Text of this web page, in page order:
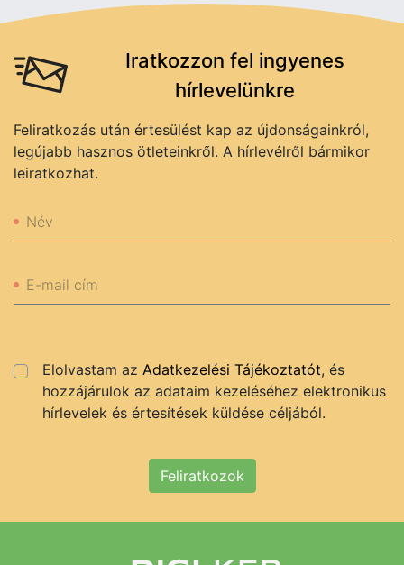
Iratkozzon fel ingyenes
hírlevelünkre
Feliratkozás után értesülést kap az újdonságainkról,
legújabb hasznos ötleteinkről. A hírlevélről bármikor
leiratkozhat.
Név
E-mail cím
Elolvastam az Adatkezelési Tájékoztatót, és
hozzájárulok az adataim kezeléséhez elektronikus
hírlevelek és értesítések küldése céljából.
Feliratkozok